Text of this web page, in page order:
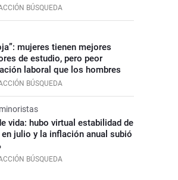
BÚSQUEDA
mujeres tienen mejores
de estudio, pero peor
laboral que los hombres
BÚSQUEDA
vida: hubo virtual estabilidad de
julio y la inflación anual subió
BÚSQUEDA